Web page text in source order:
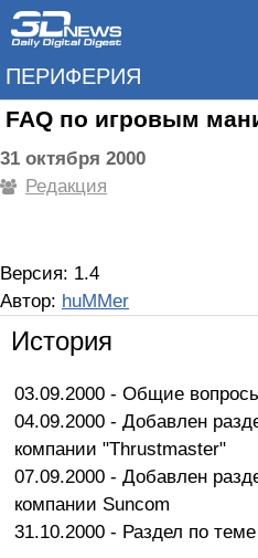
ПЕРИФЕРИЯ
FAQ по игровым
31 октября 2000
Редакция
Версия: 1.4
Автор: huMMer
История
03.09.2000 - Общие
04.09.2000 - Добавлен
компании "Thrustmaster"
07.09.2000 - Добавлен
компании Suncom
31.10.2000 - Раздел по